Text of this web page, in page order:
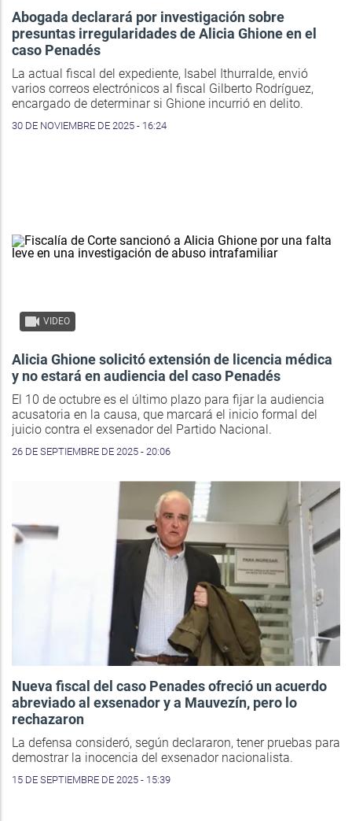
Abogada declarará por investigación sobre
presuntas irregularidades de Alicia Ghione en el
caso Penadés
La actual fiscal del expediente, Isabel Ithurralde, envió
varios correos electrónicos al fiscal Gilberto Rodríguez,
encargado de determinar si Ghione incurrió en delito.
30 DE NOVIEMBRE DE 2025 - 16:24
VIDEO
Alicia Ghione solicitó extensión de licencia médica
y no estará en audiencia del caso Penadés
El 10 de octubre es el último plazo para fijar la audiencia
acusatoria en la causa, que marcará el inicio formal del
juicio contra el exsenador del Partido Nacional.
26 DE SEPTIEMBRE DE 2025 - 20:06
Nueva fiscal del caso Penades ofreció un acuerdo
abreviado al exsenador y a Mauvezín, pero lo
rechazaron
La defensa consideró, según declararon, tener pruebas para
demostrar la inocencia del exsenador nacionalista.
15 DE SEPTIEMBRE DE 2025 - 15:39